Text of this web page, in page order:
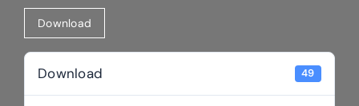
Download
Download 49